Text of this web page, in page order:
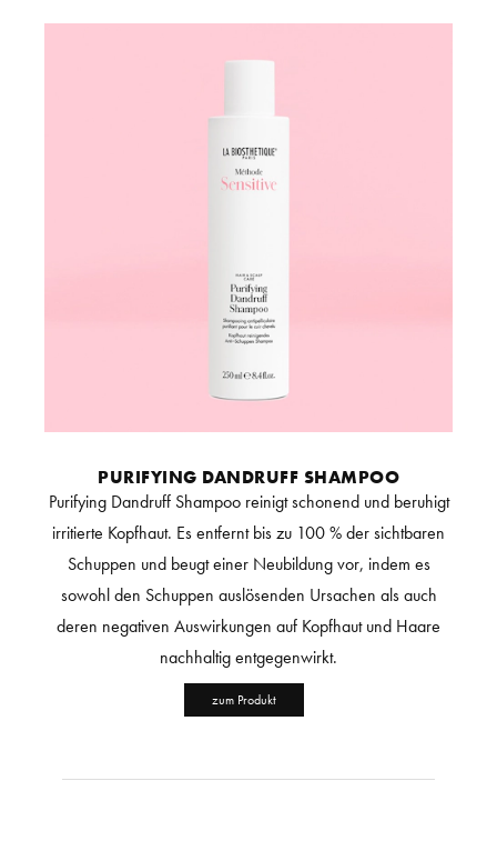
PURIFYING DANDRUFF SHAMPOO
Purifying Dandruff Shampoo reinigt schonend und beruhigt
irritierte Kopfhaut. Es entfernt bis zu 100 % der sichtbaren
Schuppen und beugt einer Neubildung vor, indem es
sowohl den Schuppen auslösenden Ursachen als auch
deren negativen Auswirkungen auf Kopfhaut und Haare
nachhaltig entgegenwirkt.
zum Produkt